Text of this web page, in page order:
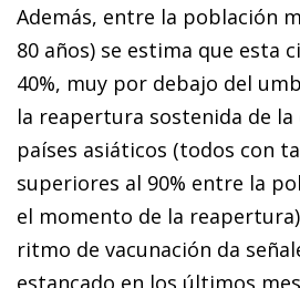
Además, entre la población
80 años) se estima que esta
40%, muy por debajo del
la reapertura sostenida de
países asiáticos (todos con
superiores al 90% entre la
el momento de la
ritmo de vacunación da
estancado en los últimos